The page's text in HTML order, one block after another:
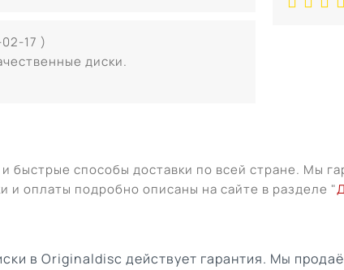
17 )
диски.
быстрые способы доставки по всей стране. Мы
и оплаты подробно описаны на сайте в разделе "
в Originaldisc действует гарантия. Мы